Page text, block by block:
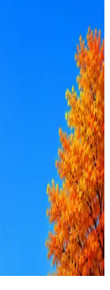
вилка, каналы
источников
писем